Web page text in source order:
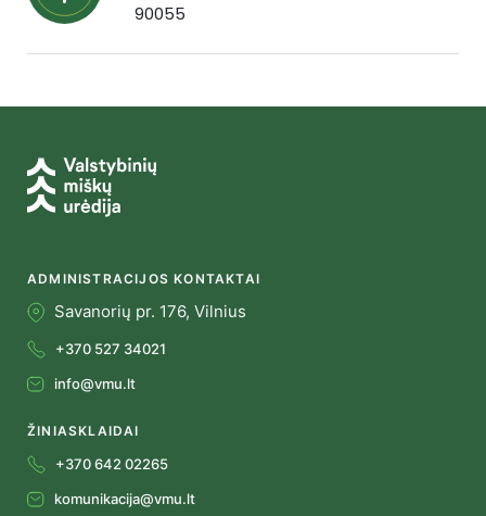
90055
ADMINISTRACIJOS KONTAKTAI
Savanorių pr. 176, Vilnius
+370 527 34021
info@vmu.lt
ŽINIASKLAIDAI
+370 642 02265
komunikacija@vmu.lt